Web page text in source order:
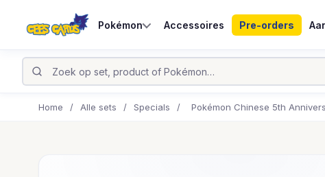
Pokémon Accessoires Pre-orders
Home / Alle sets / Specials / Pokémon Chinese 5th